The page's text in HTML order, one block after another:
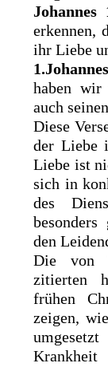
Johannes
erkennen,
ihr Liebe
haben
auch
Diese
der Liebe
Liebe ist
sich in
des
den
Die von
zitierten
frühen
zeigen,